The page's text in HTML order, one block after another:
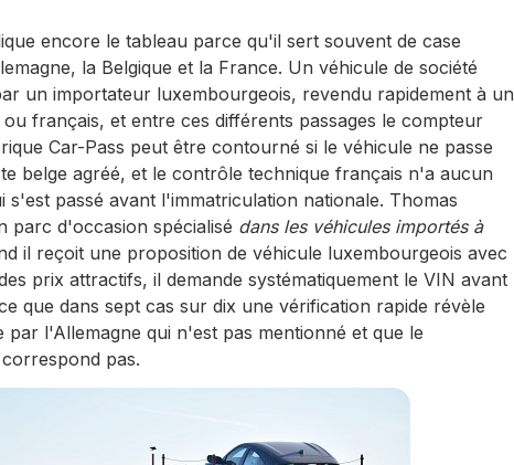
encore le tableau parce qu'il sert souvent de case
la Belgique et la France. Un véhicule de société
un importateur luxembourgeois, revendu rapidement à un
français, et entre ces différents passages le compteur
Car-Pass peut être contourné si le véhicule ne passe
belge agréé, et le contrôle technique français n'a aucun
s'est passé avant l'immatriculation nationale. Thomas
parc d'occasion spécialisé dans les véhicules importés à
il reçoit une proposition de véhicule luxembourgeois avec
prix attractifs, il demande systématiquement le VIN avant
que dans sept cas sur dix une vérification rapide révèle
par l'Allemagne qui n'est pas mentionné et que le
pas.